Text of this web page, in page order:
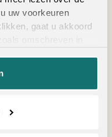
uw voorkeuren
gaat u akkoord